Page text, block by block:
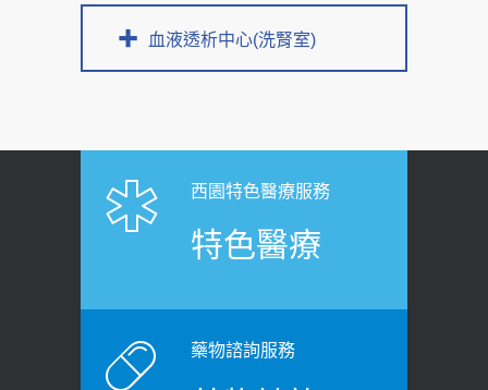
血液透析中心(洗腎室)
西園特色醫療服務
特色醫療
藥物諮詢服務